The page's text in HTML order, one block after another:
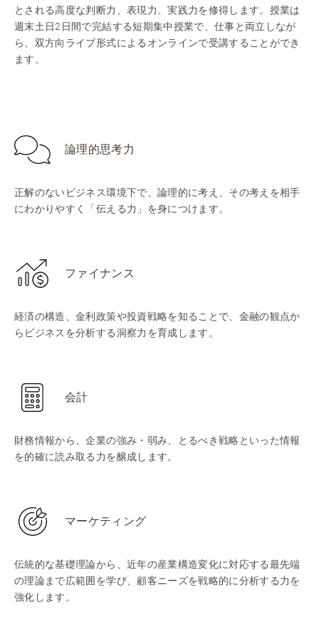
とされる高度な判断力、表現力、実践力を修得します。授業は
週末土日2日間で完結する短期集中授業で、仕事と両立しなが
ら、双方向ライブ形式によるオンラインで受講することができ
ます。
論理的思考力
正解のないビジネス環境下で、論理的に考え、その考えを相手
にわかりやすく「伝える力」を身につけます。
ファイナンス
経済の構造、金利政策や投資戦略を知ることで、金融の観点か
らビジネスを分析する洞察力を育成します。
会計
財務情報から、企業の強み・弱み、とるべき戦略といった情報
を的確に読み取る力を醸成します。
マーケティング
伝統的な基礎理論から、近年の産業構造変化に対応する最先端
の理論まで広範囲を学び、顧客ニーズを戦略的に分析する力を
強化します。